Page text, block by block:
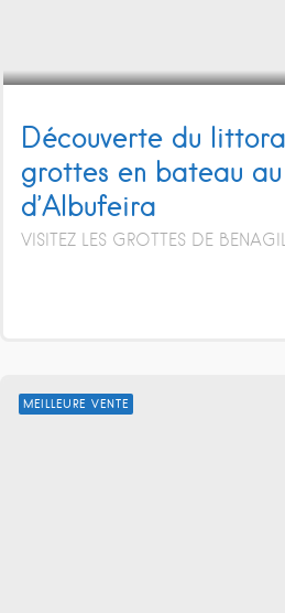
Découverte du
grottes en bateau
d’Albufeira
VISITEZ LES GROTTES DE
MEILLEURE VENTE